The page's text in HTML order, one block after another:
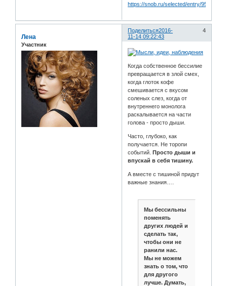
https://snob.ru/selected/entry/95551
Поделиться 4
2016-
11-14 09:22:43
Лена
Участник
Когда собственное бессилие
превращается в злой смех,
когда глоток кофе
смешивается с вкусом
соленых слез, когда от
внутреннего монолога
раскалывается на части
голова - просто дыши.
Часто, глубоко, как
получается. Не торопи
событий.Просто дыши и
впускай в себя тишину.
А вместе с тишиной придут
важные знания….
Мы бессильны
поменять
других людей и
сделать так,
чтобы они не
ранили нас.
Мы не можем
знать о том, что
для другого
лучше. Думать,